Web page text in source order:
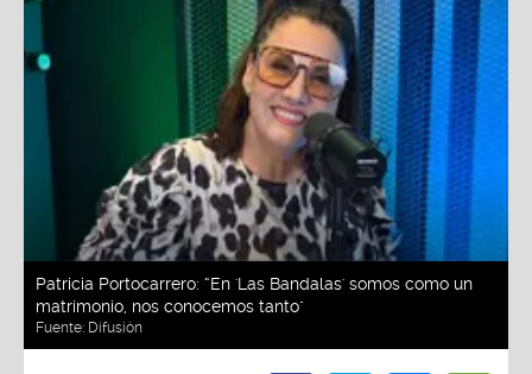
Patricia Portocarrero: “En 'Las Bandalas' somos como un
matrimonio, nos conocemos tanto"
Fuente: Difusión